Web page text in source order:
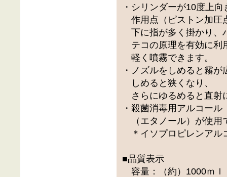
・シリンダーが10度上
作用点（ピストン加圧
下に指が多く掛かり、
テコの原理を有効に利
軽く噴霧できます。
・ノズルをしめると霧が
しめると狭くなり、
さらにゆるめると直射
・殺菌消毒用アルコール
（エタノール）が使用
＊イソプロピレンアル
■品質表示
容量：（約）1000ｍｌ